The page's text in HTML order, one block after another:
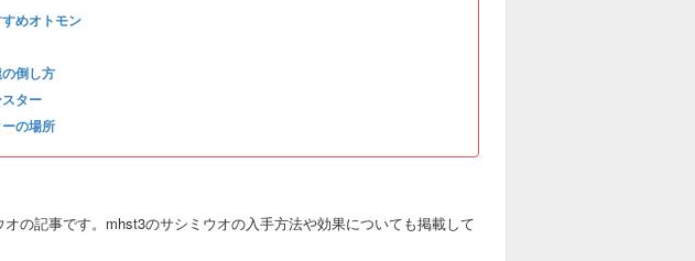
めオトモン
倒し方
ター
の場所
の記事です。mhst3のサシミウオの入手方法や効果についても掲載して